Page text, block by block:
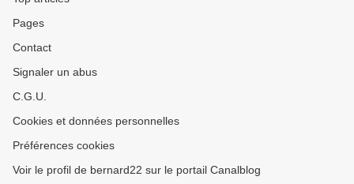
Pages
Contact
Signaler un abus
C.G.U.
Cookies et données personnelles
Préférences cookies
Voir le profil de bernard22 sur le portail Canalblog